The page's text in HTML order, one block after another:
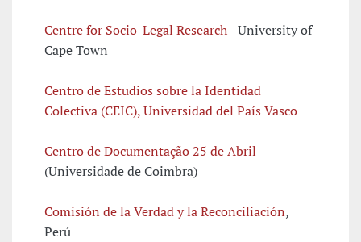
Centre for Socio-Legal Research- University of
Cape Town
Centro de Estudios sobre la Identidad
Colectiva (CEIC), Universidad del País Vasco
Centro de Documentação 25 de Abril
(Universidade de Coimbra)
Comisión de la Verdad y la Reconciliación,
Perú